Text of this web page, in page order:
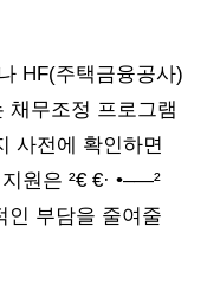
HF(주택금융공사)
채무조정 프로그램
사전에 확인하면
원은 ²€ €· •–—²
인 부담을 줄여줄